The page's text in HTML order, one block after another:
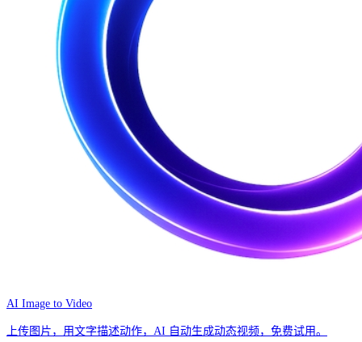
AI Image to Video
上传图片，用文字描述动作，AI 自动生成动态视频，免费试用。